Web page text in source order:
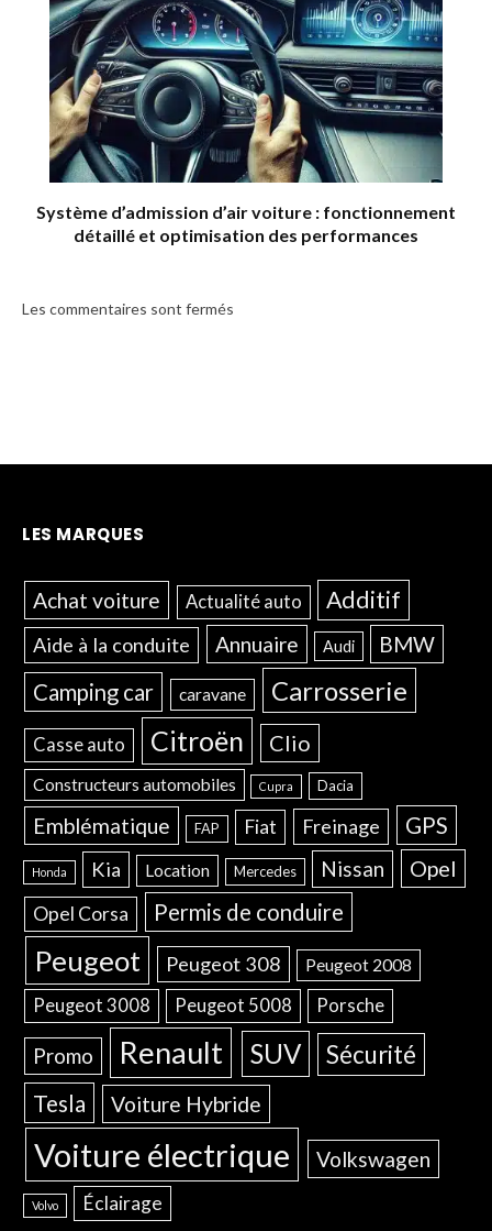
Système d’admission d’air voiture : fonctionnement
détaillé et optimisation des performances
Les commentaires sont fermés
LES MARQUES
Achat voiture Actualité auto Additif
Aide à la conduite Annuaire Audi BMW
Camping car caravane Carrosserie
Casse auto Citroën Clio
Constructeurs automobiles Cupra Dacia
Emblématique FAP Fiat Freinage GPS
Honda Kia Location Mercedes Nissan Opel
Opel Corsa Permis de conduire
Peugeot Peugeot 308 Peugeot 2008
Peugeot 3008 Peugeot 5008 Porsche
Promo Renault SUV Sécurité
Tesla Voiture Hybride
Voiture électrique Volkswagen
Volvo Éclairage